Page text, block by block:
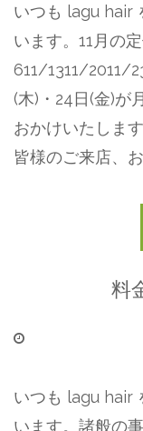
いつも lagu hair
います。11月の
611/1311/2011/
(木)・24日(金)が
おかけいたしま
皆様のご来店、
料
いつも lagu hair
います。諸般の